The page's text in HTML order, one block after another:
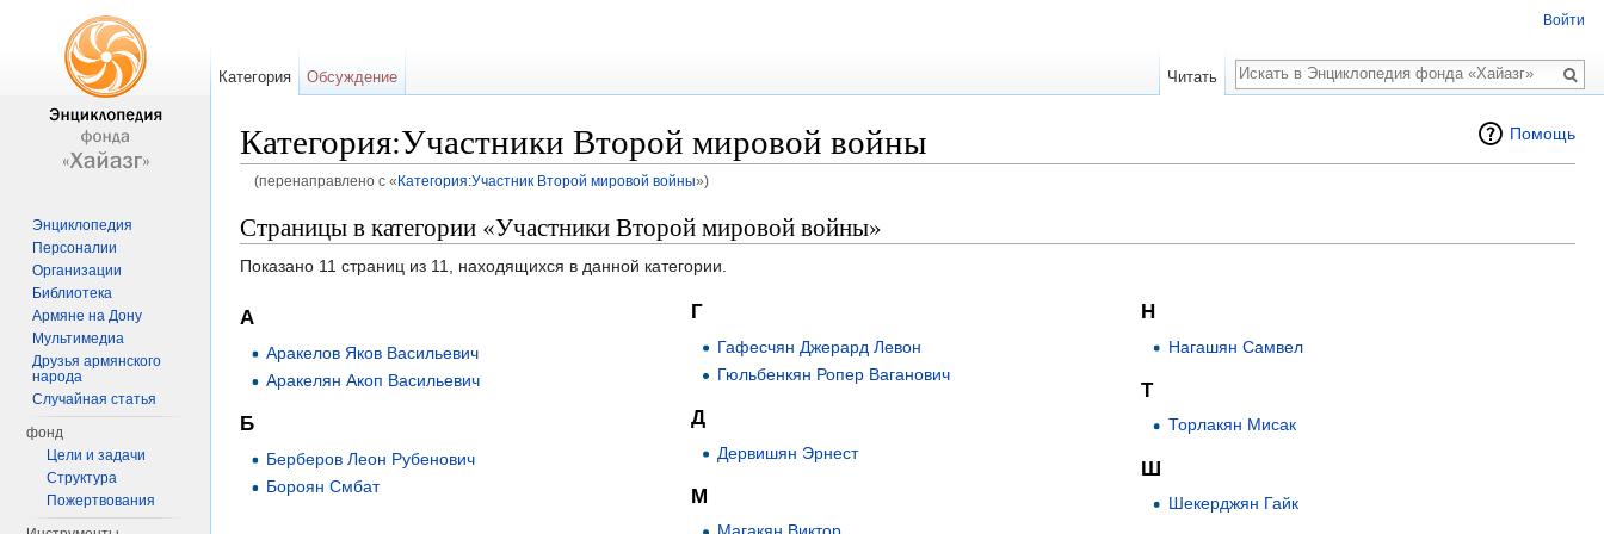
Помощь
Категория:Участники Второй мировой войны
(перенаправлено с « Категория:Участник Второй мировой войны»)
Страницы в категории «Участники Второй мировой войны»
Показано 11 страниц из 11, находящихся в данной категории.
А
Аракелов Яков Васильевич
Аракелян Акоп Васильевич
Б
Берберов Леон Рубенович
Бороян Смбат
Г
Гафесчян Джерард Левон
Гюльбенкян Ропер Ваганович
Д
Дервишян Эрнест
М
Н
Нагашян Самвел
Т
Торлакян Мисак
Ш
Шекерджян Гайк
Войти
Категория Обсуждение Читать
Поиск
Энциклопедия
Персоналии
Организации
Библиотека
Армяне на Дону
Мультимедиа
Друзья армянского
народа
Случайная статья
фонд
Цели и задачи
Структура
Пожертвования